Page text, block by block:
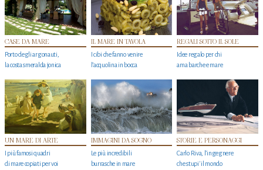
CASE DA MARE
Porto degli argonauti,
la costa smeralda jonica
IL MARE IN TAVOLA
I cibi che fanno venire
l’acquolina in bocca
REGALI SOTTO IL SOLE
Idee regalo per chi
ama barche e mare
UN MARE DI ARTE
I più famosi quadri
di mare copiati per voi
IMMAGINI DA SOGNO
Le più incredibili
burrasche in mare
STORIE E PERSONAGGI
Carlo Riva, l’ingegnere
che stupi' il mondo